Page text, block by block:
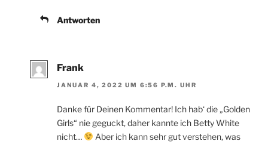
Antworten
Frank
JANUAR 4, 2022 UM 6:56 P.M. UHR
Danke für Deinen Kommentar! Ich hab‘ die „Golden
Girls“ nie geguckt, daher kannte ich Betty White
nicht…
Aber ich kann sehr gut verstehen, was